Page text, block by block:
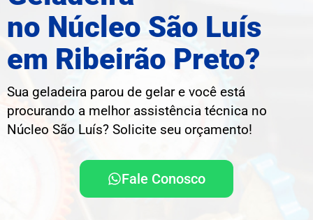
no Núcleo São Luís
em Ribeirão Preto?
Sua geladeira parou de gelar e você está
procurando a melhor assistência técnica no
Núcleo São Luís? Solicite seu orçamento!
Fale Conosco